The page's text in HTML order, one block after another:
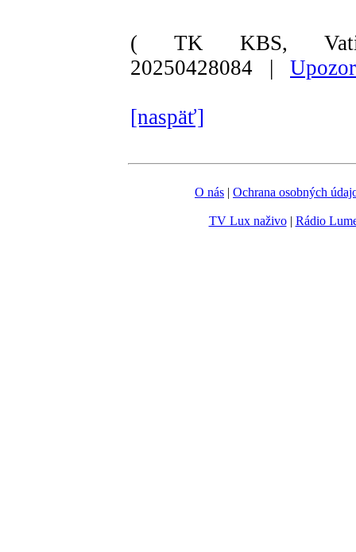
( TK KBS,
20250428084 |
[naspäť]
O nás | Ochrana osobných
TV Lux naživo| Rádio